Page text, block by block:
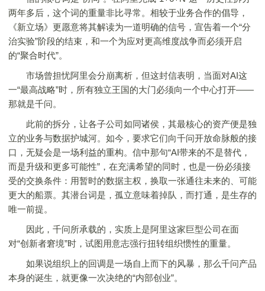
两年多后，这个词的重量非比寻常。相较于业务合作的倡导，
《新立场》更愿意将其解读为一道明确的信号，宣告着一个“分
治实验”阶段的结束，和一个为应对更高维度战争而必须开启
的“聚合时代”。
市场曾担忧阿里会分崩离析，但这封信表明，当面对AI这
一“最高战略”时，所有独立王国的大门必须向一个中心打开——
那就是千问。
此前的拆分，让各子公司如同诸侯，其最核心的资产便是独
立的业务与数据护城河。如今，要求它们向千问开放命脉般的接
口，无疑会是一场利益的重构。信中那句“AI带来的不是替代，
而是升级和更多可能性”，在充满希望的同时，也是一份必须接
受的交换条件：用暂时的数据主权，换取一张通往未来的、可能
更大的船票。其潜台词是，孤立意味着掉队，而打通，是生存的
唯一前提。
因此，千问所承载的，实质上是阿里这家巨型公司在面
对“创新者窘境”时，试图用意志强行扭转组织惯性的重量。
如果说组织上的回调是一场自上而下的风暴，那么千问产品
本身的诞生，就更像一次决绝的“内部创业”。